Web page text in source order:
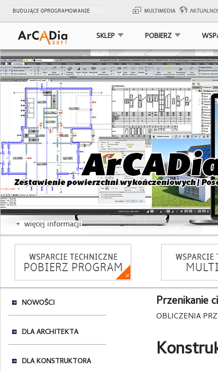
SKLEP POBIERZ
NOWOŚCI
DLA ARCHITEKTA
DLA KONSTRUKTORA
Przenikanie
OBLICZENIA